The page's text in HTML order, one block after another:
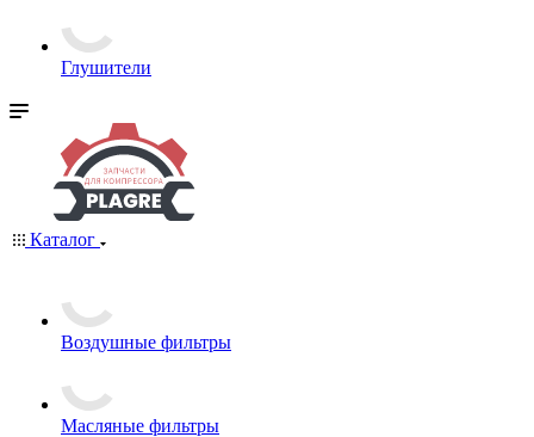
Глушители
Каталог
Воздушные фильтры
Масляные фильтры